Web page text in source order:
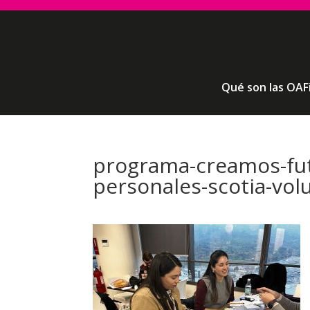
Qué son las
programa-creamos-
personales-scotia-